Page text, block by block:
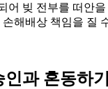
어 빚 전부를 떠안을
해배상 책임을 질
과 혼동하